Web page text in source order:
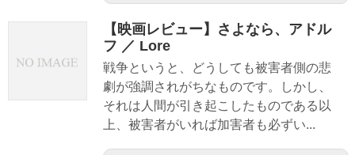
【映画レビュー】さよなら、アドル
フ ／ Lore
戦争というと、どうしても被害者側の悲
劇が強調されがちなものです。しかし、
それは人間が引き起こしたものである以
上、被害者がいれば加害者も必ずい...